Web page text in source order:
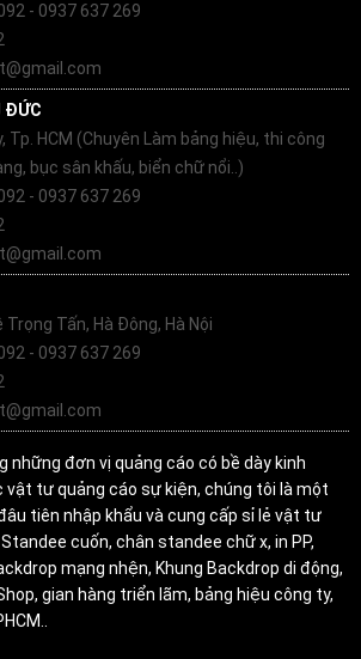
- 0937 637 269
ĐỨC
Tp. HCM (Chuyên Làm bảng hiệu, thi công
bục sân khấu, biển chữ nổi..)
- 0937 637 269
Trọng Tấn, Hà Đông, Hà Nội
- 0937 637 269
những đơn vị quảng cáo có bề dày kinh
vật tư quảng cáo sự kiện, chúng tôi là một
tiên nhập khẩu và cung cấp sỉ lẻ vật tư
cuốn, chân standee chữ x, in PP,
mạng nhện, Khung Backdrop di động,
gian hàng triển lãm, bảng hiệu công ty,